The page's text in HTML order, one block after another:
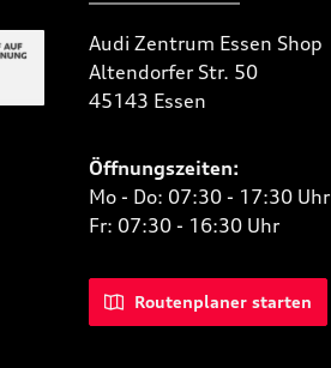
Audi Zentrum Essen Shop
Altendorfer Str. 50
45143 Essen
Öffnungszeiten:
Mo - Do: 07:30 - 17:30 Uhr
Fr: 07:30 - 16:30 Uhr
Routenplaner starten